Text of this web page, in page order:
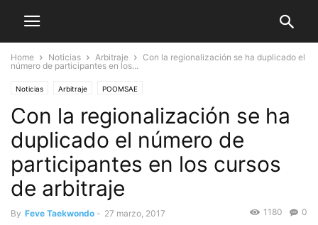
Home Noticias Arbitraje
Con la regionalización se ha duplicado el
número de participantes en los...
Noticias Arbitraje POOMSAE
Con la regionalización se ha
duplicado el número de
participantes en los cursos
de arbitraje
By Feve Taekwondo - 27 marzo, 2017 0
1180